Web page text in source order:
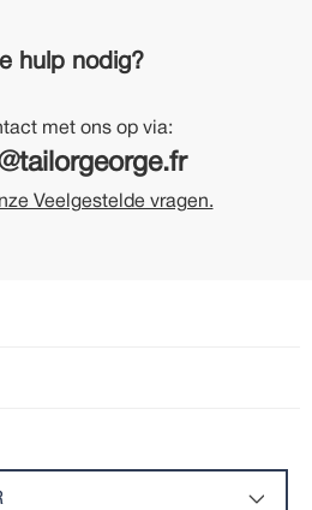
hulp nodig?
met ons op via:
Veelgestelde vragen.